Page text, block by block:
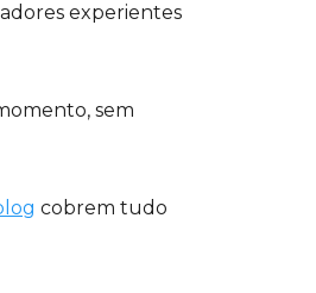
experientes
sem
cobrem tudo